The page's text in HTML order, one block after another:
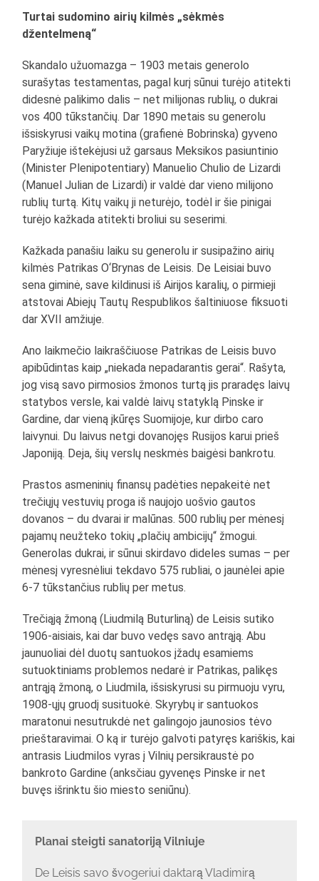
Turtai sudomino airių kilmės „sėkmės
džentelmeną“
Skandalo užuomazga – 1903 metais generolo
surašytas testamentas, pagal kurį sūnui turėjo atitekti
didesnė palikimo dalis – net milijonas rublių, o dukrai
vos 400 tūkstančių. Dar 1890 metais su generolu
išsiskyrusi vaikų motina (grafienė Bobrinska) gyveno
Paryžiuje ištekėjusi už garsaus Meksikos pasiuntinio
(Minister Plenipotentiary) Manuelio Chulio de Lizardi
(Manuel Julian de Lizardi) ir valdė dar vieno milijono
rublių turtą. Kitų vaikų ji neturėjo, todėl ir šie pinigai
turėjo kažkada atitekti broliui su seserimi.
Kažkada panašiu laiku su generolu ir susipažino airių
kilmės Patrikas O‘Brynas de Leisis. De Leisiai buvo
sena giminė, save kildinusi iš Airijos karalių, o pirmieji
atstovai Abiejų Tautų Respublikos šaltiniuose fiksuoti
dar XVII amžiuje.
Ano laikmečio laikraščiuose Patrikas de Leisis buvo
apibūdintas kaip „niekada nepadarantis gerai“. Rašyta,
jog visą savo pirmosios žmonos turtą jis praradęs laivų
statybos versle, kai valdė laivų statyklą Pinske ir
Gardine, dar vieną įkūręs Suomijoje, kur dirbo caro
laivynui. Du laivus netgi dovanojęs Rusijos karui prieš
Japoniją. Deja, šių verslų neskmės baigėsi bankrotu.
Prastos asmeninių finansų padėties nepakeitė net
trečiųjų vestuvių proga iš naujojo uošvio gautos
dovanos – du dvarai ir malūnas. 500 rublių per mėnesį
pajamų neužteko tokių „plačių ambicijų“ žmogui.
Generolas dukrai, ir sūnui skirdavo dideles sumas – per
mėnesį vyresnėliui tekdavo 575 rubliai, o jaunėlei apie
6-7 tūkstančius rublių per metus.
Trečiąją žmoną (Liudmilą Buturliną) de Leisis sutiko
1906-aisiais, kai dar buvo vedęs savo antrąją. Abu
jaunuoliai dėl duotų santuokos įžadų esamiems
sutuoktiniams problemos nedarė ir Patrikas, palikęs
antrąją žmoną, o Liudmila, išsiskyrusi su pirmuoju vyru,
1908-ųjų gruodį susituokė. Skyrybų ir santuokos
maratonui nesutrukdė net galingojo jaunosios tėvo
prieštaravimai. O ką ir turėjo galvoti patyręs kariškis, kai
antrasis Liudmilos vyras į Vilnių persikraustė po
bankroto Gardine (anksčiau gyvenęs Pinske ir net
buvęs išrinktu šio miesto seniūnu).
Planai steigti sanatoriją Vilniuje
De Leisis savo švogeriui daktarą Vladimirą